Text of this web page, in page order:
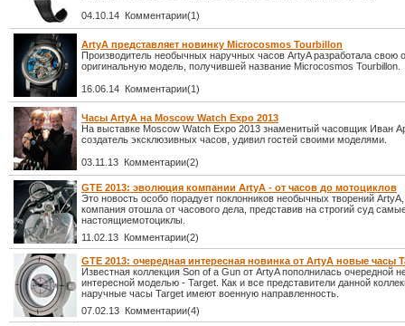
04.10.14 Комментарии(1)
ArtyA представляет новинку Microcosmos Tourbillon
Производитель необычных наручных часов ArtyA разработала свою
оригинальную модель, получившей название Microcosmos Tourbillon.
16.06.14 Комментарии(1)
Часы ArtyA на Moscow Watch Expo 2013
На выставке Moscow Watch Expo 2013 знаменитый часовщик Иван
создатель эксклюзивных часов, удивил гостей своими моделями.
03.11.13 Комментарии(2)
GTE 2013: эволюция компании ArtyA - от часов до мотоциклов
Это новость особо порадует поклонников необычных творений
компания отошла от часового дела, представив на строгий суд
настоящиемотоциклы.
11.02.13 Комментарии(2)
GTE 2013: очередная интересная новинка от ArtyA новые часы
Известная коллекция Son of a Gun от ArtyA пополнилась очередной
интересной моделью - Target. Как и все представители данной
наручные часы Target имеют военную направленность.
07.02.13 Комментарии(4)